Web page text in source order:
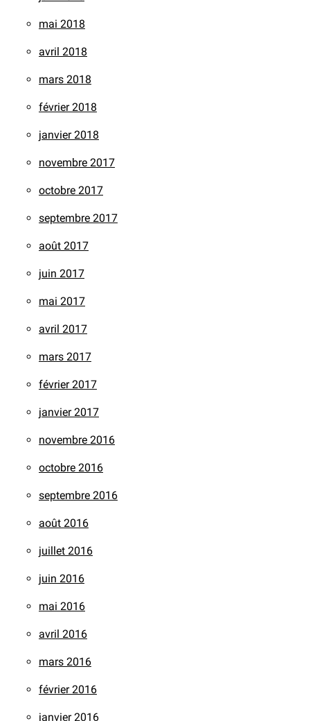
mai 2018
avril 2018
mars 2018
février 2018
janvier 2018
novembre 2017
octobre 2017
septembre 2017
août 2017
juin 2017
mai 2017
avril 2017
mars 2017
février 2017
janvier 2017
novembre 2016
octobre 2016
septembre 2016
août 2016
juillet 2016
juin 2016
mai 2016
avril 2016
mars 2016
février 2016
janvier 2016